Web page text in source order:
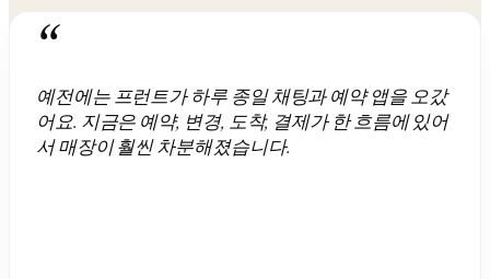
“
예전에는 프런트가 하루 종일 채팅과 예약 앱을 오갔
어요. 지금은 예약, 변경, 도착, 결제가 한 흐름에 있어
서 매장이 훨씬 차분해졌습니다.